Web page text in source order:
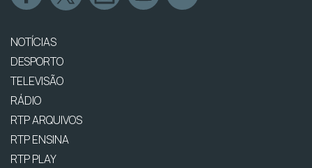
NOTÍCIAS
DESPORTO
TELEVISÃO
RÁDIO
RTP ARQUIVOS
RTP ENSINA
RTP PLAY